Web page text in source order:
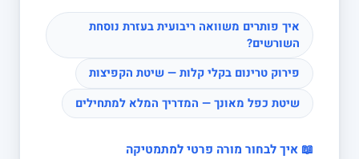
איך פותרים משוואה ריבועית בעזרת נוסחת
השורשים?
פירוק טרינום בקלי קלות — שיטת הקפיצות
שיטת כפל מאונך — המדריך המלא למתחילים
📖 איך לבחור מורה פרטי למתמטיקה